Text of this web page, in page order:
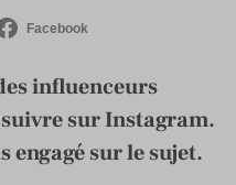
Facebook
influenceurs
sur Instagram.
engagé sur le sujet.